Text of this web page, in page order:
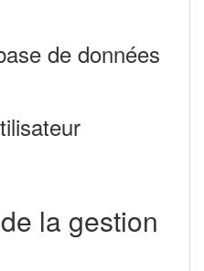
de données
la gestion